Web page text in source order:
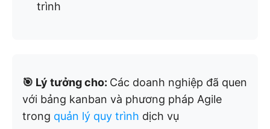
trình
🎯 Lý tưởng cho: Các doanh nghiệp đã quen
với bảng kanban và phương pháp Agile
trong quản lý quy trình dịch vụ